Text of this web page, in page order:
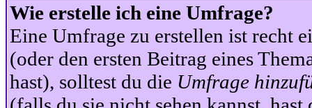
Wie erstelle ich eine Umfrage?
Eine Umfrage zu erstellen ist recht
(oder den ersten Beitrag eines
hast), solltest du die Umfrage